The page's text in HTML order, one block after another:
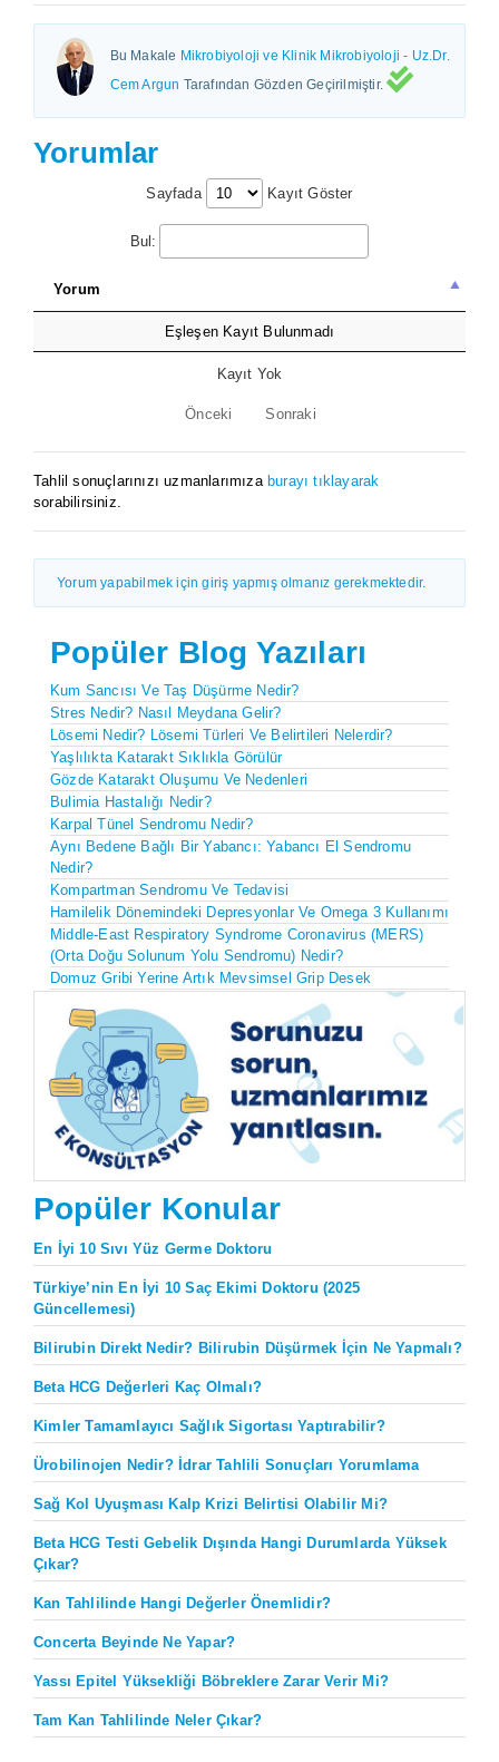
Bu Makale Mikrobiyoloji ve Klinik Mikrobiyoloji - Uz.Dr.
Cem Argun Tarafından Gözden Geçirilmiştir.
Yorumlar
Sayfada Kayıt Göster
Bul:
Yorum
Eşleşen Kayıt Bulunmadı
Kayıt Yok
Önceki Sonraki
Tahlil sonuçlarınızı uzmanlarımıza burayı tıklayarak
sorabilirsiniz.
Yorum yapabilmek için giriş yapmış olmanız gerekmektedir.
Popüler Blog Yazıları
Kum Sancısı Ve Taş Düşürme Nedir?
Stres Nedir? Nasıl Meydana Gelir?
Lösemi Nedir? Lösemi Türleri Ve Belirtileri Nelerdir?
Yaşlılıkta Katarakt Sıklıkla Görülür
Gözde Katarakt Oluşumu Ve Nedenleri
Bulimia Hastalığı Nedir?
Karpal Tünel Sendromu Nedir?
Aynı Bedene Bağlı Bir Yabancı: Yabancı El Sendromu
Nedir?
Kompartman Sendromu Ve Tedavisi
Hamilelik Dönemindeki Depresyonlar Ve Omega 3 Kullanımı
Middle-East Respiratory Syndrome Coronavirus (MERS)
(Orta Doğu Solunum Yolu Sendromu) Nedir?
Domuz Gribi Yerine Artık Mevsimsel Grip Desek
Popüler Konular
En İyi 10 Sıvı Yüz Germe Doktoru
Türkiye’nin En İyi 10 Saç Ekimi Doktoru (2025
Güncellemesi)
Bilirubin Direkt Nedir? Bilirubin Düşürmek İçin Ne Yapmalı?
Beta HCG Değerleri Kaç Olmalı?
Kimler Tamamlayıcı Sağlık Sigortası Yaptırabilir?
Ürobilinojen Nedir? İdrar Tahlili Sonuçları Yorumlama
Sağ Kol Uyuşması Kalp Krizi Belirtisi Olabilir Mi?
Beta HCG Testi Gebelik Dışında Hangi Durumlarda Yüksek
Çıkar?
Kan Tahlilinde Hangi Değerler Önemlidir?
Concerta Beyinde Ne Yapar?
Yassı Epitel Yüksekliği Böbreklere Zarar Verir Mi?
Tam Kan Tahlilinde Neler Çıkar?